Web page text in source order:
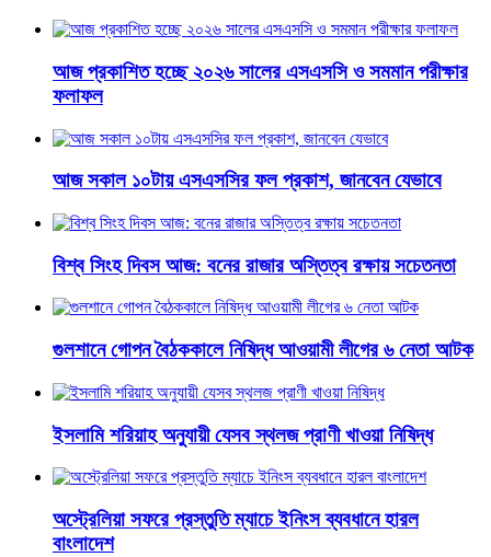
আজ প্রকাশিত হচ্ছে ২০২৬ সালের এসএসসি ও সমমান পরীক্ষার
ফলাফল
আজ সকাল ১০টায় এসএসসির ফল প্রকাশ, জানবেন যেভাবে
বিশ্ব সিংহ দিবস আজ: বনের রাজার অস্তিত্ব রক্ষায় সচেতনতা
গুলশানে গোপন বৈঠককালে নিষিদ্ধ আওয়ামী লীগের ৬ নেতা আটক
ইসলামি শরিয়াহ অনুযায়ী যেসব স্থলজ প্রাণী খাওয়া নিষিদ্ধ
অস্ট্রেলিয়া সফরে প্রস্তুতি ম্যাচে ইনিংস ব্যবধানে হারল
বাংলাদেশ